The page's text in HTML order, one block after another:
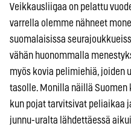
Veikkausliigaa on pelattu
varrella olemme nähneet
suomalaisissa
vähän huonommalla
myös kovia pelimiehiä, joiden
tasolle. Monilla näillä
kun pojat tarvitsivat peliaikaa
junnu-uralta lähdettäessä